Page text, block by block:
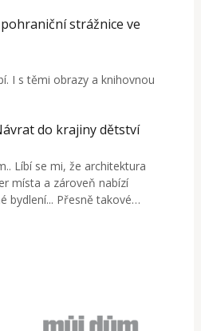
strážnice ve
I s těmi obrazy a knihovnou
do krajiny dětství
Líbí se mi, že architektura
místa a zároveň nabízí
bydlení... Přesně takové…